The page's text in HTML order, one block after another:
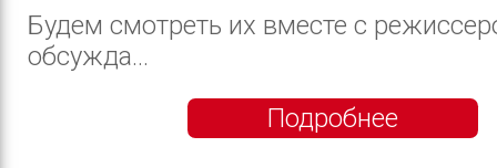
Будем смотреть их вместе с
обсужда...
Подробнее